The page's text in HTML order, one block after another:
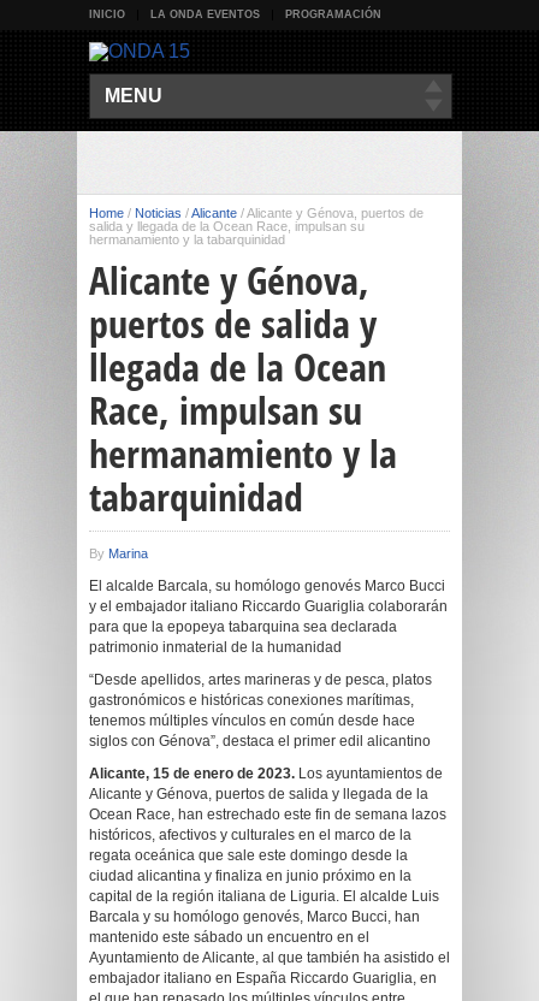
INICIO LA ONDA EVENTOS PROGRAMACIÓN
MENU
Home / Noticias /Alicante /Alicante y Génova, puertos de
salida y llegada de la Ocean Race, impulsan su
hermanamiento y la tabarquinidad
Alicante y Génova,
puertos de salida y
llegada de la Ocean
Race, impulsan su
hermanamiento y la
tabarquinidad
By Marina
El alcalde Barcala, su homólogo genovés Marco Bucci
y el embajador italiano Riccardo Guariglia colaborarán
para que la epopeya tabarquina sea declarada
patrimonio inmaterial de la humanidad
“Desde apellidos, artes marineras y de pesca, platos
gastronómicos e históricas conexiones marítimas,
tenemos múltiples vínculos en común desde hace
siglos con Génova”, destaca el primer edil alicantino
Alicante, 15 de enero de 2023. Los ayuntamientos de
Alicante y Génova, puertos de salida y llegada de la
Ocean Race, han estrechado este fin de semana lazos
históricos, afectivos y culturales en el marco de la
regata oceánica que sale este domingo desde la
ciudad alicantina y finaliza en junio próximo en la
capital de la región italiana de Liguria. El alcalde Luis
Barcala y su homólogo genovés, Marco Bucci, han
mantenido este sábado un encuentro en el
Ayuntamiento de Alicante, al que también ha asistido el
embajador italiano en España Riccardo Guariglia, en